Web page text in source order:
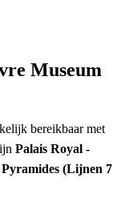
Museum
bereikbaar met
Palais Royal -
Pyramides (Lijnen 7